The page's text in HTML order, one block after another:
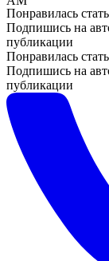
Понравилась
Подпишись на
публикации
Понравилась
Подпишись на
публикации